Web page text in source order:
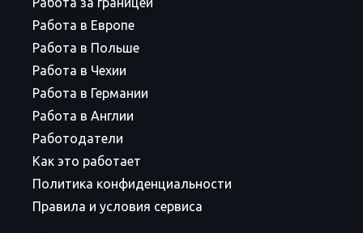
Работа в Европе
Работа в Польше
Работа в Чехии
Работа в Германии
Работа в Англии
Работодатели
Как это работает
Политика конфиденциальности
Правила и условия сервиса